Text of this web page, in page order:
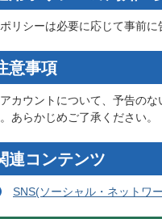
リシーは必要に応じて事前に
意事項
カウントについて、予告の
あらかじめご了承ください。
連コンテンツ
SNS(ソーシャル・ネットワ